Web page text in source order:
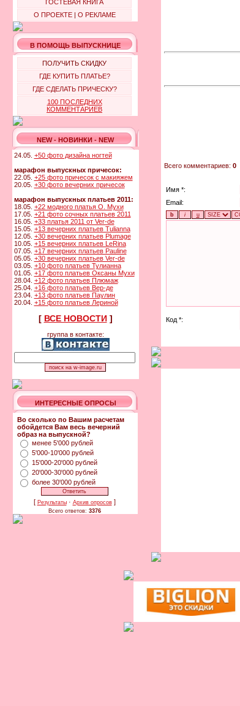
ГОСТЕВАЯ КНИГА
О ПРОЕКТЕ| О РЕКЛАМЕ
В ПОМОЩЬ ВЫПУСКНИЦЕ
ПОЛУЧИТЬ СКИДКУ
ГДЕ КУПИТЬ ПЛАТЬЕ?
ГДЕ СДЕЛАТЬ ПРИЧЕСКУ?
100 ПОСЛЕДНИХ
КОММЕНТАРИЕВ
NEW - НОВИНКИ - NEW
24.05. +50 фото дизайна ногтей
марафон выпускных причесок:
22.05. +25 фото причесок с макияжем
20.05. +30 фото вечерних причесок
марафон выпускных платьев 2011:
18.05. +22 модного платья О. Мухи
17.05. +21 фото сочных платьев 2011
16.05. +33 платья 2011 от Ver-de
15.05. +13 вечерних платьев Tulianna
12.05. +30 вечерних платьев Plumage
10.05. +15 вечерних платьев LeRina
07.05. +17 вечерних платьев Pauline
05.05. +30 вечерних платьев Ver-de
03.05. +10 фото платьев Тулианна
01.05. +17 фото платьев Оксаны Мухи
28.04. +12 фото платьев Плюмаж
25.04. +16 фото платьев Вер-де
23.04. +13 фото платьев Паулин
20.04. +15 фото платьев Лериной
[ ВСЕ НОВОСТИ]
группа в контакте:
ИНТЕРЕСНЫЕ ОПРОСЫ
Во сколько по Вашим расчетам
обойдется Вам весь вечерний
образ на выпускной?
менее 5'000 рублей
5'000-10'000 рублей
15'000-20'000 рублей
20'000-30'000 рублей
более 30'000 рублей
[ Результаты· Архив опросов]
Всего ответов: 3376
Всего комментариев: 0
Имя *:
Email:
Код *: